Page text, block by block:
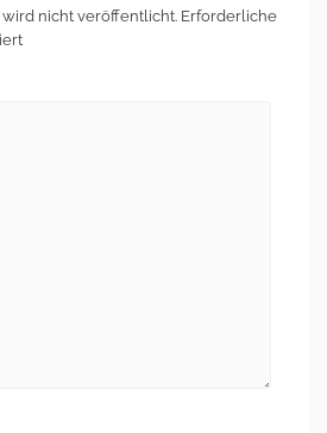
nicht veröffentlicht. Erforderliche